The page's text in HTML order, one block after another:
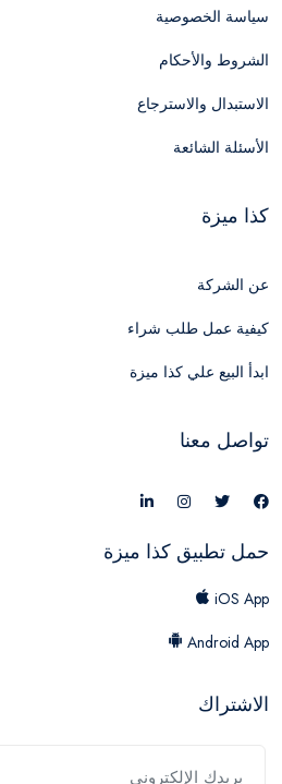
سياسة الخصوصية
الشروط والأحكام
الاستبدال والاسترجاع
الأسئلة الشائعة
كذا ميزة
عن الشركة
كيفية عمل طلب شراء
ابدأ البيع علي كذا ميزة
تواصل معنا
حمل تطبيق كذا ميزة
iOS App
Android App
الاشتراك